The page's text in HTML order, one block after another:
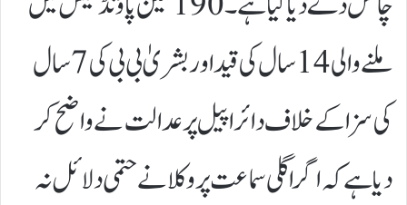
ملنے والی 14 سال کی قید اور بشریٰ بی بی کی 7 سال
کی سزا کے خلاف دائر اپیل پر عدالت نے واضح کر
دیا ہے کہ اگر اگلی سماعت پر وکلا نے حتمی دلائل نہ